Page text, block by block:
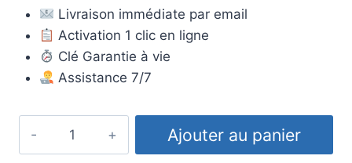
client
initial
était :
119,00€.
actuel
est :
9,50€.
Livraison immédiate par email
Activation 1 clic en ligne
Clé Garantie à vie
Assistance 7/7
Ajouter au panier